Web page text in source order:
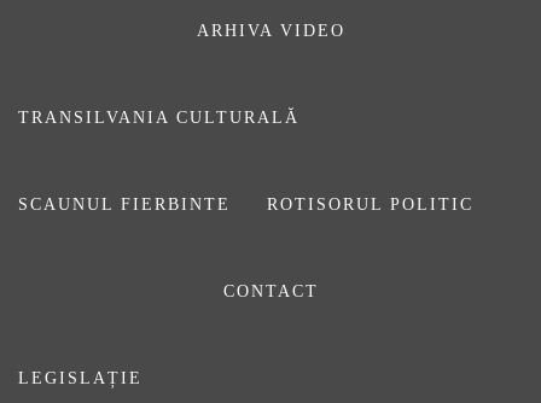
ARHIVA VIDEO
TRANSILVANIA CULTURALĂ
SCAUNUL FIERBINTE ROTISORUL POLITIC
CONTACT
LEGISLAȚIE